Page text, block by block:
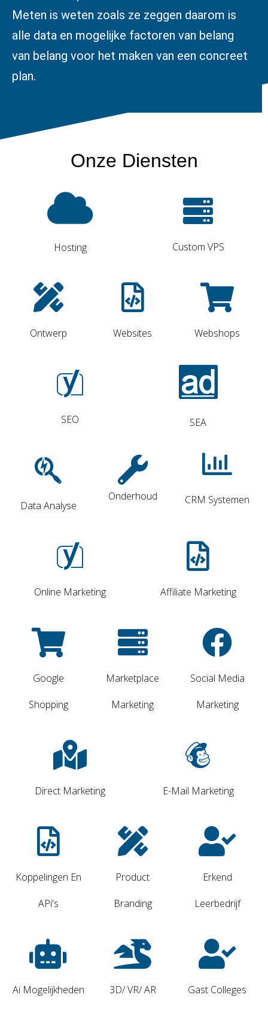
Meten is weten zoals ze zeggen daarom is
alle data en mogelijke factoren van belang
van belang voor het maken van een concreet
plan.
Onze Diensten
Hosting Custom VPS
Ontwerp Websites Webshops
SEO SEA
Data Analyse
Onderhoud CRM Systemen
Online Marketing Affiliate Marketing
Google
Shopping
Marketplace
Marketing
Social Media
Marketing
Direct Marketing E-Mail Marketing
Koppelingen En
APi's
Product
Branding
Erkend
Leerbedrijf
Ai Mogelijkheden 3D/ VR/ AR Gast Colleges